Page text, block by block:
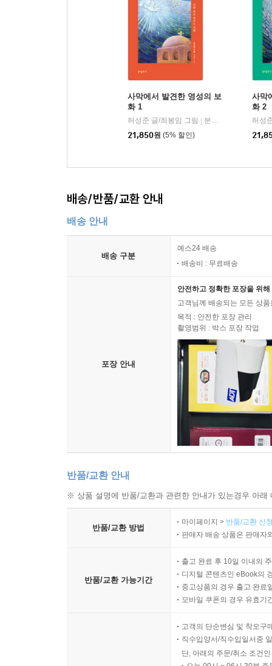
사막에서 발견한 영성의 보
화 1
허성준 글/최봉임 그림
분도출판사
21,850원 (5% 할인)
사막
화 2
허성
배송/반품/교환 안내
배송 안내
배송 구분
예스24 배송
배송비 : 무료배송
포장 안내
안전하고 정확한 포장을 위
고객님께 배송되는 모든 상
목적 : 안전한 포장 관리
촬영범위 : 박스 포장 작업
반품/교환 안내
※ 상품 설명에 반품/교환과 관련한 안내가 있는경우 아
반품/교환 방법
마이페이지 > 반품/교환 신
판매자 배송 상품은 판매자
반품/교환 가능기간
출고 완료 후 10일 이내의
디지털 콘텐츠인 eBook의
중고상품의 경우 출고 완료
모바일 쿠폰의 경우 유효기
고객의 단순변심 및 착오구
직수입양서/직수입일서중
단, 아래의 주문/취소 조건